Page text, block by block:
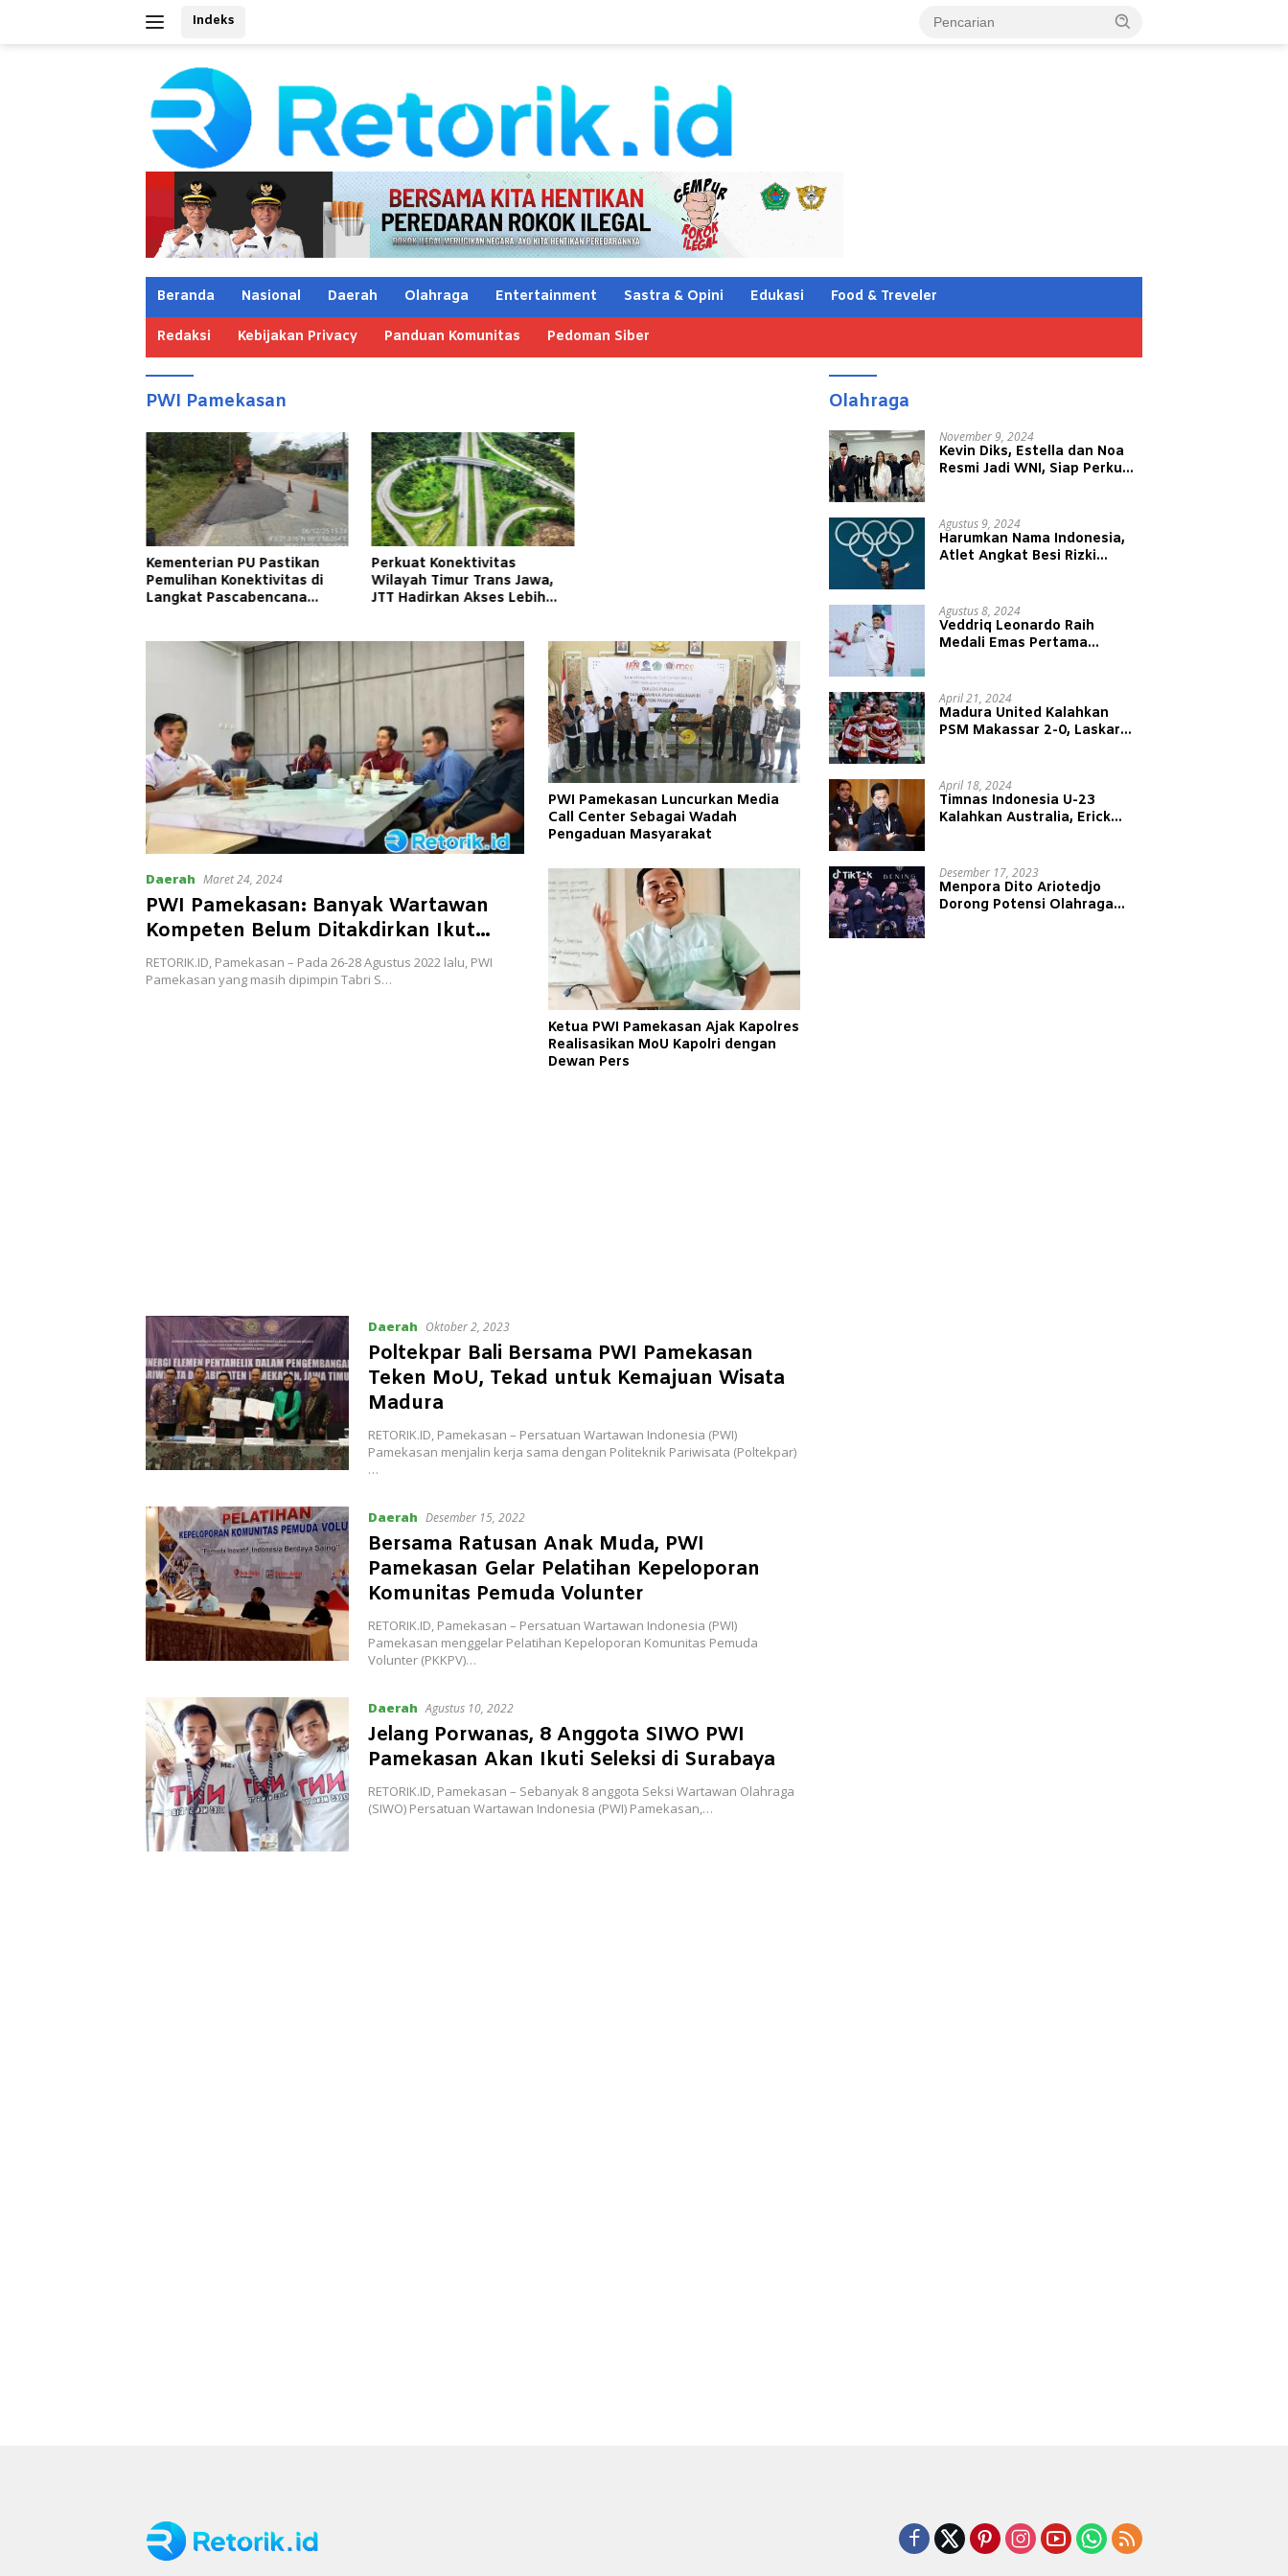
Indeks
Beranda Nasional Daerah Olahraga Entertainment Sastra & Opini Edukasi Food & Treveler
Redaksi Kebijakan Privacy Panduan Komunitas Pedoman Siber
PWI Pamekasan
Kementerian PU Pastikan
Pemulihan Konektivitas di
Langkat Pascabencana
Perkuat Konektivitas
Wilayah Timur Trans Jawa,
JTT Hadirkan Akses Lebih
Daerah Maret 24, 2024
PWI Pamekasan: Banyak Wartawan
Kompeten Belum Ditakdirkan Ikut
UKW
RETORIK.ID, Pamekasan – Pada 26-28 Agustus 2022 lalu, PWI
Pamekasan yang masih dipimpin Tabri S…
PWI Pamekasan Luncurkan Media
Call Center Sebagai Wadah
Pengaduan Masyarakat
Ketua PWI Pamekasan Ajak Kapolres
Realisasikan MoU Kapolri dengan
Dewan Pers
Daerah Oktober 2, 2023
Poltekpar Bali Bersama PWI Pamekasan
Teken MoU, Tekad untuk Kemajuan Wisata
Madura
RETORIK.ID, Pamekasan – Persatuan Wartawan Indonesia (PWI)
Pamekasan menjalin kerja sama dengan Politeknik Pariwisata (Poltekpar)
…
Daerah Desember 15, 2022
Bersama Ratusan Anak Muda, PWI
Pamekasan Gelar Pelatihan Kepeloporan
Komunitas Pemuda Volunter
RETORIK.ID, Pamekasan – Persatuan Wartawan Indonesia (PWI)
Pamekasan menggelar Pelatihan Kepeloporan Komunitas Pemuda
Volunter (PKKPV)…
Daerah Agustus 10, 2022
Jelang Porwanas, 8 Anggota SIWO PWI
Pamekasan Akan Ikuti Seleksi di Surabaya
RETORIK.ID, Pamekasan – Sebanyak 8 anggota Seksi Wartawan Olahraga
(SIWO) Persatuan Wartawan Indonesia (PWI) Pamekasan,…
Olahraga
November 9, 2024
Kevin Diks, Estella dan Noa
Resmi Jadi WNI, Siap Perkuat
Agustus 9, 2024
Harumkan Nama Indonesia,
Atlet Angkat Besi Rizki
Agustus 8, 2024
Veddriq Leonardo Raih
Medali Emas Pertama
April 21, 2024
Madura United Kalahkan
PSM Makassar 2-0, Laskar
April 18, 2024
Timnas Indonesia U-23
Kalahkan Australia, Erick
Desember 17, 2023
Menpora Dito Ariotedjo
Dorong Potensi Olahraga